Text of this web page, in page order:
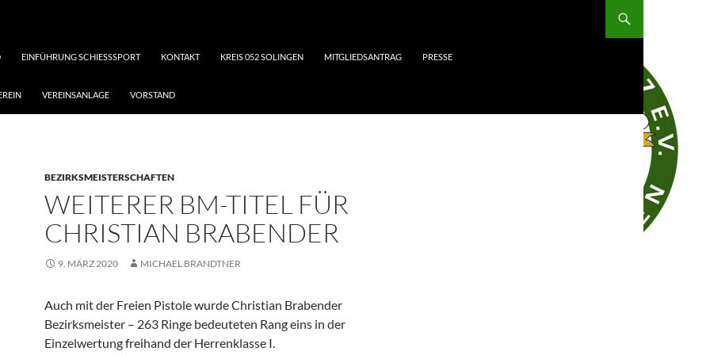
EINFÜHRUNG SCHIESSSPORT KONTAKT KREIS 052 SOLINGEN MITGLIEDSANTRAG PRESSE
VEREINSANLAGE VORSTAND
BEZIRKSMEISTERSCHAFTEN
WEITERER BM-TITEL FÜR
CHRISTIAN BRABENDER
9. MÄRZ 2020 MICHAEL BRANDTNER
Auch mit der Freien Pistole wurde Christian Brabender
Bezirksmeister – 263 Ringe bedeuteten Rang eins in der
Einzelwertung freihand der Herrenklasse I.